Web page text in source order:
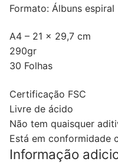
Formato: Álbuns espiral
A4 – 21 x 29,7 cm
290gr
30 Folhas
Certificação FSC
Livre de ácido
Não tem quaisquer
Está em conformidade
Informação